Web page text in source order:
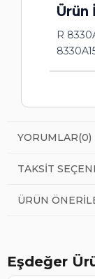
Ürün
R
YORUMLAR(0)
TAKSIT
ÜRÜN
Eşdeğer